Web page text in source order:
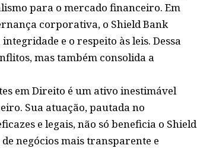
para o mercado financeiro. Em
corporativa, o Shield Bank
e o respeito às leis. Dessa
mas também consolida a
em Direito é um ativo inestimável
Sua atuação, pautada no
e legais, não só beneficia o Shield
negócios mais transparente e